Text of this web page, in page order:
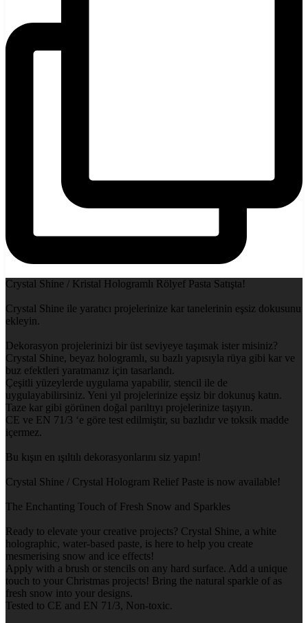
Crystal Shine / Kristal Hologramlı Rölyef Pasta Satışta!
Crystal Shine ile yaratıcı projelerinize kar tanelerinin eşsiz dokusunu
ekleyin.
Dekorasyon projelerinizi bir üst seviyeye taşımak ister misiniz?
Crystal Shine, beyaz hologramlı, su bazlı yapısıyla rüya gibi kar ve
buz efektleri yaratmanız için tasarlandı.
Çeşitli yüzeylerde uygulama yapabilir, stencil ile de
uygulayabilirsiniz. Yeni yıl projelerinize eşsiz bir dokunuş katın.
Taze kar gibi görünen doğal parıltıyı projelerinize taşıyın.
CE ve EN 71/3 ‘e göre test edilmiştir, su bazlıdır ve toksik madde
içermez.
Bu kışın en ışıltılı dekorasyonlarını siz yapın!
Crystal Shine / Crystal Hologram Relief Paste is now available!
The Enchanting Touch of Fresh Snow and Sparkles
Ready to elevate your creative projects? Crystal Shine, a white
holographic, water-based paste, is here to help you create
mesmerising snow and ice effects!
Apply with a brush or stencils on any hard surface. Add a unique
touch to your Christmas projects! Bring the natural sparkle of as
fresh snow into your designs.
Tested to CE and EN 71/3, Non-toxic.